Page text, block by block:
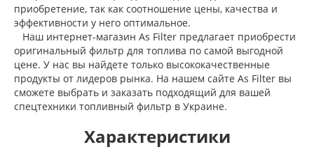
приобретение, так как соотношение цены, качества и
эффективности у него оптимальное.
Наш интернет-магазин As Filter предлагает приобрести
оригинальный фильтр для топлива по самой выгодной
цене. У нас вы найдете только высококачественные
продукты от лидеров рынка. На нашем сайте As Filter вы
сможете выбрать и заказать подходящий для вашей
спецтехники топливный фильтр в Украине.
Характеристики